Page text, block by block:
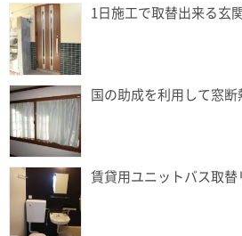
1日施工で取替出来る玄
国の助成を利用して窓断
賃貸用ユニットバス取替